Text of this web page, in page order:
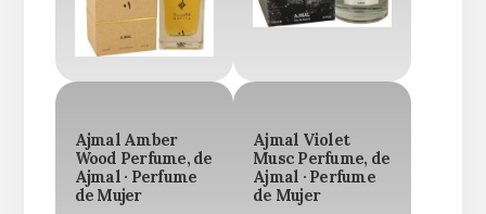
Ajmal Amber
Wood Perfume, de
Ajmal · Perfume
de Mujer
Ajmal Violet
Musc Perfume, de
Ajmal · Perfume
de Mujer